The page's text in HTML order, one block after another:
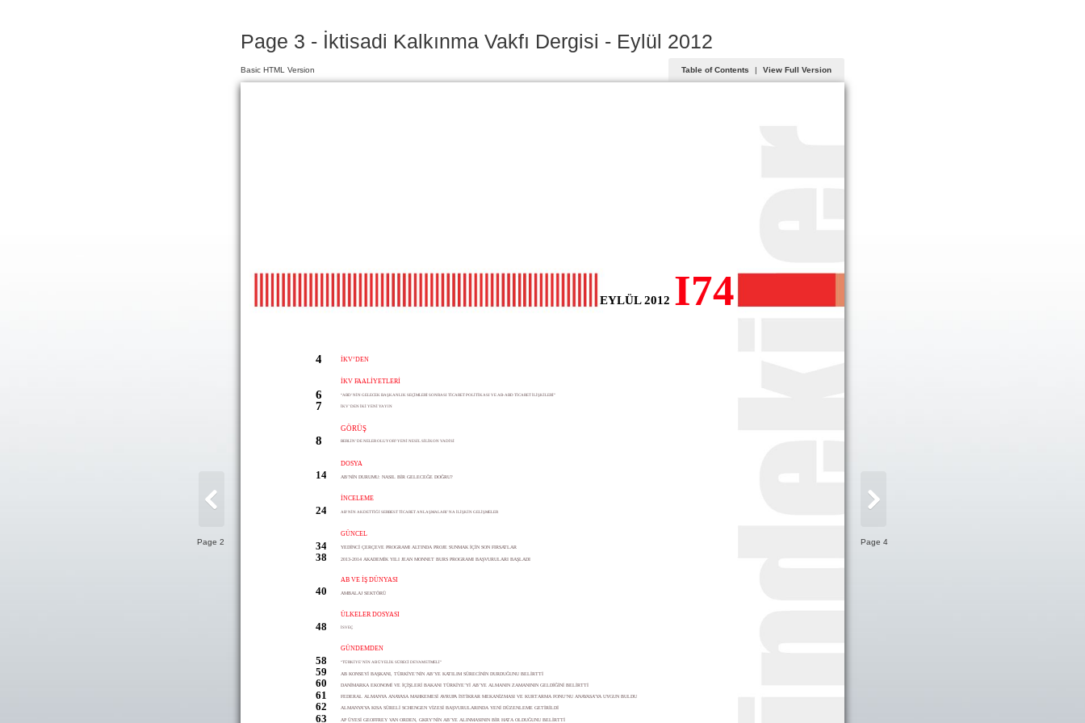
Page 3 - İktisadi Kalkınma Vakfı Dergisi - Eylül 2012
Basic HTML Version Table of Contents | View Full Version
4 İKV’DEN
İKV FAALİYETLERİ
6 “ABD’NİN GELECEK BAŞKANLIK SEÇİMLERİ SONRASI TİCARET POLİTİKASI VE AB-ABD TİCARET İLİŞKİLERİ”
7 İKV’DEN İKİ YENİ YAYIN
GÖRÜŞ
8 BERLİN’DE NELER OLUYOR? YENİ NESİL SİLİKON VADİSİ
DOSYA
14 AB’NİN DURUMU: NASIL BİR GELECEĞE DOĞRU?
İNCELEME
24 AB’NİN AKDETTİĞİ SERBEST TİCARET ANLAŞMALARI’NA İLİŞKİN GELİŞMELER
GÜNCEL
34 YEDİNCİ ÇERÇEVE PROGRAMI ALTINDA PROJE SUNMAK İÇİN SON FIRSATLAR
38 2013-2014 AKADEMİK YILI JEAN MONNET BURS PROGRAMI BAŞVURULARI BAŞLADI
AB VE İŞ DÜNYASI
40 AMBALAJ SEKTÖRÜ
ÜLKELER DOSYASI
48 İSVEÇ
GÜNDEMDEN
58 “TÜRKİYE’NİN AB ÜYELİK SÜRECİ DEVAM ETMELİ”
59 AB KONSEYİ BAŞKANI, TÜRKİYE’NİN AB’YE KATILIM SÜRECİNİN DURDUĞUNU BELİRTTİ
60 DANİMARKA EKONOMİ VE İÇİŞLERİ BAKANI TÜRKİYE’Yİ AB’YE ALMANIN ZAMANININ GELDİĞİNİ BELİRTTİ
61 FEDERAL ALMANYA ANAYASA MAHKEMESİ AVRUPA İSTİKRAR MEKANİZMASI VE KURTARMA FONU’NU ANAYASA’YA UYGUN BULDU
62 ALMANYA’YA KISA SÜRELİ SCHENGEN VİZESİ BAŞVURULARINDA YENİ DÜZENLEME GETİRİLDİ
63 AP ÜYESİ GEOFFREY VAN ORDEN, GKRY’NİN AB’YE ALINMASININ BİR HATA OLDUĞUNU BELİRTTİ
I74
EYLÜL 2012
Page 4
Page 2